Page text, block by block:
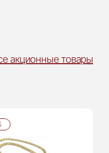
акционные товары